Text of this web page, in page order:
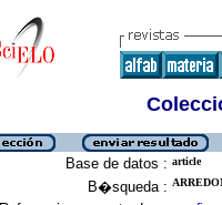
Base de datos : article
B�squeda :